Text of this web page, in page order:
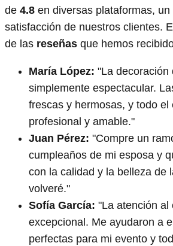
de 4.8 en diversas plataformas,
satisfacción de nuestros clientes.
de las reseñas que hemos
María López: "La decoración
simplemente espectacular.
frescas y hermosas, y todo el
profesional y amable."
Juan Pérez: "Compre un
cumpleaños de mi esposa y
con la calidad y la belleza de
volveré."
Sofía García: "La atención al
excepcional. Me ayudaron a
perfectas para mi evento y